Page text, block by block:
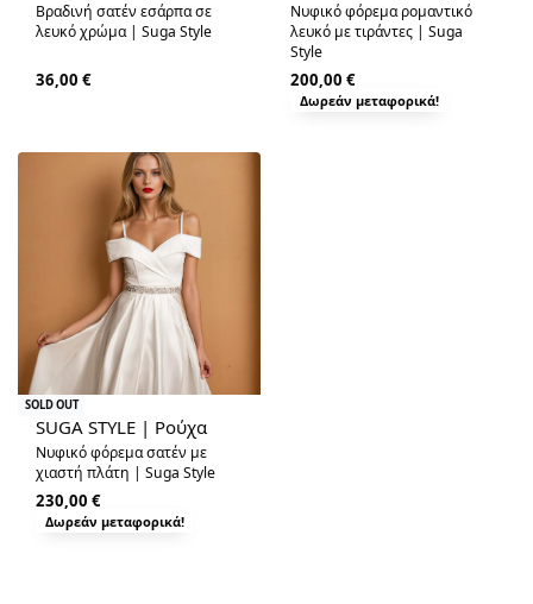
Βραδινή σατέν εσάρπα σε
λευκό χρώμα | Suga Style
36,00 €
Νυφικό φόρεμα ρομαντικό
λευκό με τιράντες | Suga
Style
200,00 €
Δωρεάν μεταφορικά!
SOLD OUT
SUGA STYLE | Ρούχα
Νυφικό φόρεμα σατέν με
χιαστή πλάτη | Suga Style
230,00 €
Δωρεάν μεταφορικά!